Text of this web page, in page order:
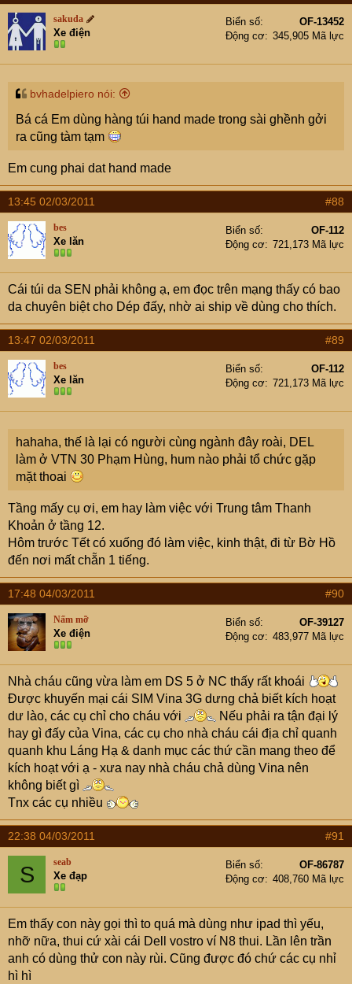
sakuda
Xe điện
Biển số
OF-13452
Động cơ
345,905 Mã lực
bvhadelpiero nói:
Bá cá Em dùng hàng túi hand made trong sài ghềnh gởi
ra cũng tàm tạm
Em cung phai dat hand made
13:45 02/03/2011 #88
bes
Xe lăn
Biển số
OF-112
Động cơ
721,173 Mã lực
Cái túi da SEN phải không ạ, em đọc trên mạng thấy có bao
da chuyên biệt cho Dép đấy, nhờ ai ship về dùng cho thích.
13:47 02/03/2011 #89
bes
Xe lăn
Biển số
OF-112
Động cơ
721,173 Mã lực
hahaha, thế là lại có người cùng ngành đây roài, DEL
làm ở VTN 30 Phạm Hùng, hum nào phải tổ chức gặp
mặt thoai
Tầng mấy cụ ơi, em hay làm việc với Trung tâm Thanh
Khoản ở tầng 12.
Hôm trước Tết có xuống đó làm việc, kinh thật, đi từ Bờ Hồ
đến nơi mất chẵn 1 tiếng.
17:48 04/03/2011 #90
Nấm mỡ
Xe điện
Biển số
OF-39127
Động cơ
483,977 Mã lực
Nhà cháu cũng vừa làm em DS 5 ở NC thấy rất khoái
Được khuyến mại cái SIM Vina 3G dưng chả biết kích hoạt
dư lào, các cụ chỉ cho cháu với
Nếu phải ra tận đại lý
hay gì đấy của Vina, các cụ cho nhà cháu cái địa chỉ quanh
quanh khu Láng Hạ & danh mục các thứ cần mang theo để
kích hoạt với ạ - xưa nay nhà cháu chả dùng Vina nên
không biết gì
Tnx các cụ nhiều
22:38 04/03/2011 #91
S seab
Xe đạp
Biển số
OF-86787
Động cơ
408,760 Mã lực
Em thấy con này gọi thì to quá mà dùng như ipad thì yếu,
nhỡ nữa, thui cứ xài cái Dell vostro ví N8 thui. Lần lên trần
anh có dùng thử con này rùi. Cũng được đó chứ các cụ nhỉ
hì hì